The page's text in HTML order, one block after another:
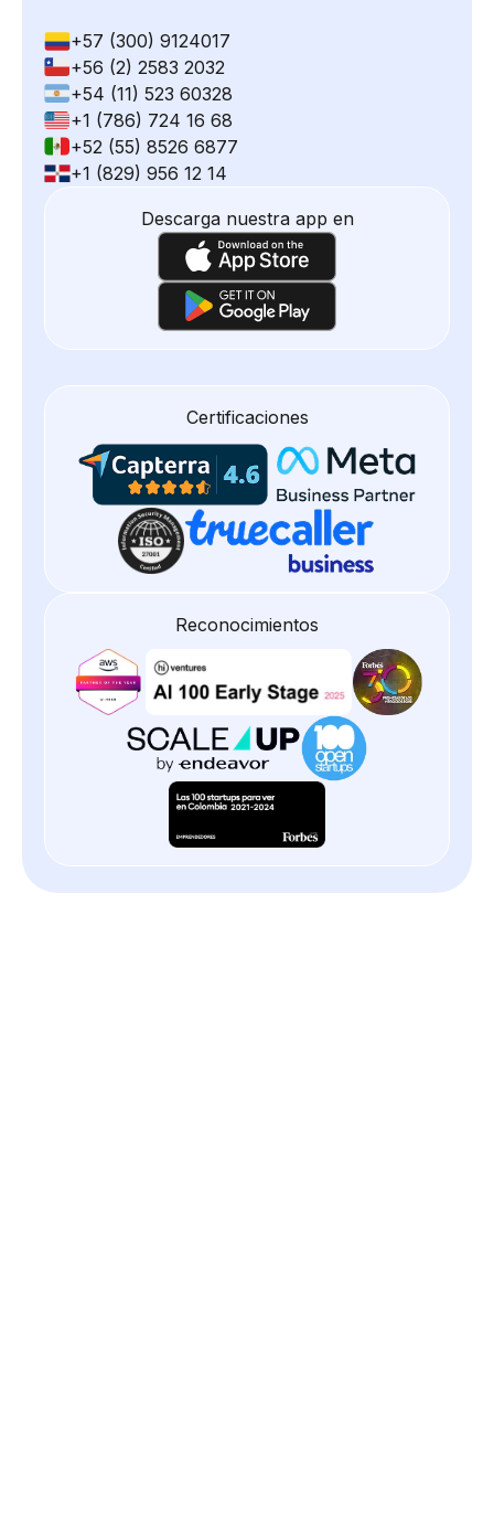
+57 (300) 9124017
+56 (2) 2583 2032
+54 (11) 523 60328
+1 (786) 724 16 68
+52 (55) 8526 6877
+1 (829) 956 12 14
Descarga nuestra app en
Certificaciones
Reconocimientos